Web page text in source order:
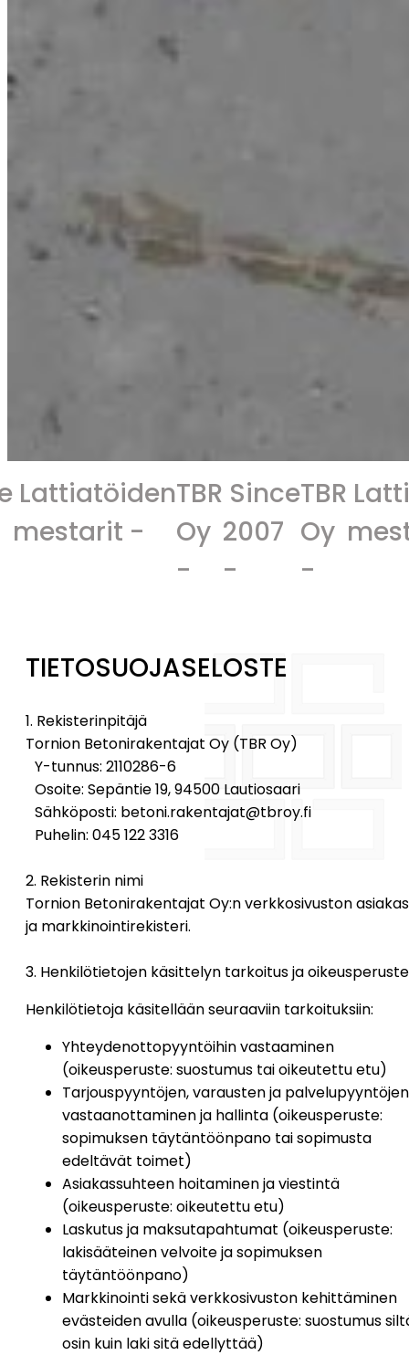
-
TBR
Oy
Since
2007
TBR
Oy mestarit -
TIETOSUOJASELOSTE
1. Rekisterinpitäjä
Tornion Betonirakentajat Oy (TBR Oy)
Y-tunnus: 2110286-6
Osoite: Sepäntie 19, 94500 Lautiosaari
Sähköposti: betoni.rakentajat@tbroy.fi
Puhelin: 045 122 3316
2. Rekisterin nimi
Tornion Betonirakentajat Oy:n verkkosivuston
ja markkinointirekisteri.
3. Henkilötietojen käsittelyn tarkoitus ja oikeusperuste
Henkilötietoja käsitellään seuraaviin tarkoituksiin:
Yhteydenottopyyntöihin vastaaminen
(oikeusperuste: suostumus tai oikeutettu etu)
Tarjouspyyntöjen, varausten ja palvelupyyntöjen
vastaanottaminen ja hallinta (oikeusperuste:
sopimuksen täytäntöönpano tai sopimusta
edeltävät toimet)
Asiakassuhteen hoitaminen ja viestintä
(oikeusperuste: oikeutettu etu)
Laskutus ja maksutapahtumat (oikeusperuste:
lakisääteinen velvoite ja sopimuksen
täytäntöönpano)
Markkinointi sekä verkkosivuston kehittäminen
evästeiden avulla (oikeusperuste: suostumus
osin kuin laki sitä edellyttää)